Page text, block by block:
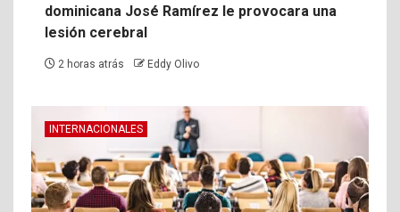
dominicana José Ramírez le provocara una
lesión cerebral
2 horas atrás Eddy Olivo
INTERNACIONALES